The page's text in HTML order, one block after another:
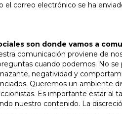
el correo electrónico se ha
son donde vamos a
comunicación proviene de
cuando podemos. No
negatividad y
Queremos un ambiente
Es importante estar al
nuestro contenido. La